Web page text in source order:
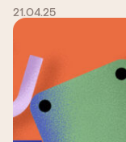
21.04.25